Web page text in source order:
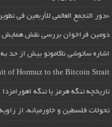
«دور التجمع العالمي للأربعين في
دومین فراخوان بررسی نقش همایش
اشاره ساتوشی ناکاموتو بیش از حد
of Hormuz to the Bitcoin Strait
تاریخچه تنگه هرمز یا تنگه اهورامزدا
تحولات فلسطین و خاورمیانه، از